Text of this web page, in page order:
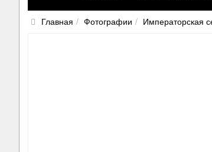
Главная Фотографии Императорская